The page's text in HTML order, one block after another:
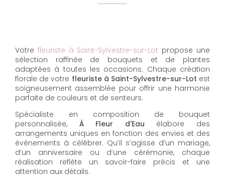
Votre fleuriste à Saint-Sylvestre-sur-Lot propose une
sélection raffinée de bouquets et de plantes
adaptées à toutes les occasions. Chaque création
florale de votre fleuriste à Saint-Sylvestre-sur-Lot est
soigneusement assemblée pour offrir une harmonie
parfaite de couleurs et de senteurs.
Spécialiste en composition de bouquet
personnalisée, À Fleur d'Eau élabore des
arrangements uniques en fonction des envies et des
événements à célébrer. Qu’il s’agisse d’un mariage,
d’un anniversaire ou d’une cérémonie, chaque
réalisation reflète un savoir-faire précis et une
attention aux détails.